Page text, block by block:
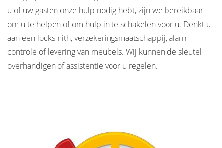
u of uw gasten onze hulp nodig hebt, zijn we bereikbaar
om u te helpen of om hulp in te schakelen voor u. Denkt u
aan een locksmith, verzekeringsmaatschappij, alarm
controle of levering van meubels. Wij kunnen de sleutel
overhandigen of assistentie voor u regelen.